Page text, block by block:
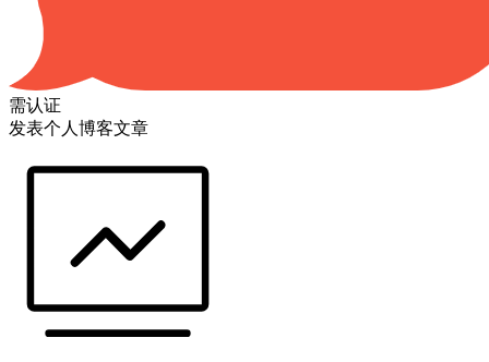
需认证
发表个人博客文章